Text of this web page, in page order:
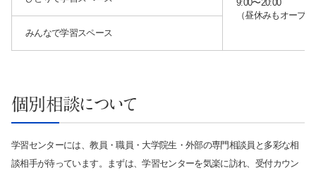
サイト内検索
9:00〜20:00
（昼休みもオープ
みんなで学習スペース
個別相談について
学習センターには、教員・職員・大学院生・外部の専門相談員と多彩な相
談相手が待っています。まずは、学習センターを気楽に訪れ、受付カウン